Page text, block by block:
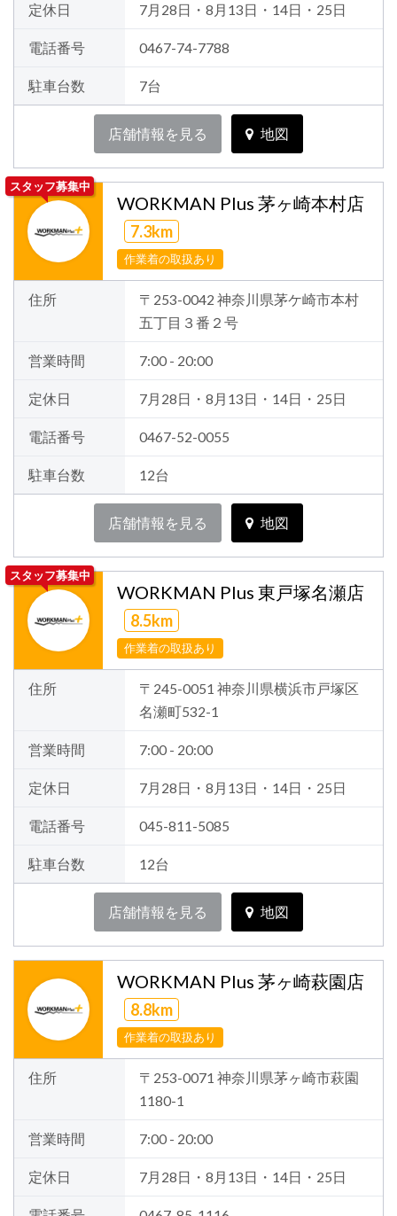
定休日 7月28日・8月13日・14日・25日
電話番号 0467-74-7788
駐車台数 7台
店舗情報を見る 地図
スタッフ募集中
WORKMAN Plus 茅ヶ崎本村店
7.3km
作業着の取扱あり
住所
〒253-0042 神奈川県茅ケ崎市本村
五丁目３番２号
営業時間 7:00 - 20:00
定休日 7月28日・8月13日・14日・25日
電話番号 0467-52-0055
駐車台数 12台
店舗情報を見る 地図
スタッフ募集中
WORKMAN Plus 東戸塚名瀬店
8.5km
作業着の取扱あり
住所
〒245-0051 神奈川県横浜市戸塚区
名瀬町532-1
営業時間 7:00 - 20:00
定休日 7月28日・8月13日・14日・25日
電話番号 045-811-5085
駐車台数 12台
店舗情報を見る 地図
WORKMAN Plus 茅ヶ崎萩園店
8.8km
作業着の取扱あり
住所
〒253-0071 神奈川県茅ヶ崎市萩園
1180-1
営業時間 7:00 - 20:00
定休日 7月28日・8月13日・14日・25日